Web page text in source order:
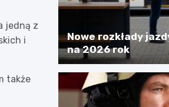
jedną z
i
także
Nowe rozkłady
na 2026 rok